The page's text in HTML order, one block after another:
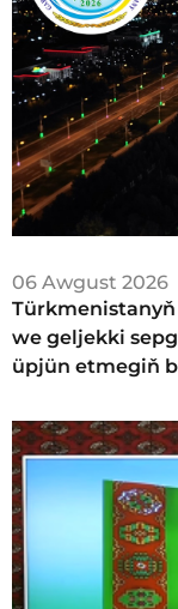
06 Awgust 2026
we geljekki
üpjün etmegiň